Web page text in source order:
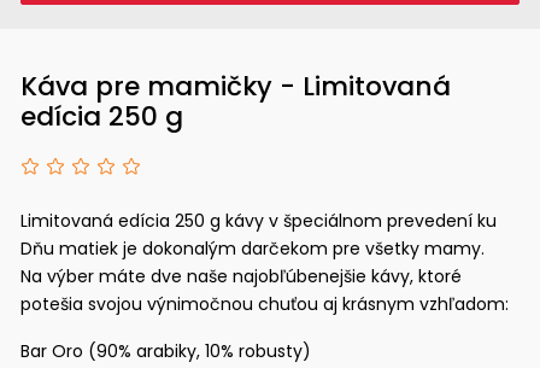
Káva pre mamičky - Limitovaná
edícia 250 g
Limitovaná edícia 250 g kávy v špeciálnom prevedení ku
Dňu matiek je dokonalým darčekom pre všetky mamy.
Na výber máte dve naše najobľúbenejšie kávy, ktoré
potešia svojou výnimočnou chuťou aj krásnym vzhľadom:
Bar Oro (90% arabiky, 10% robusty)